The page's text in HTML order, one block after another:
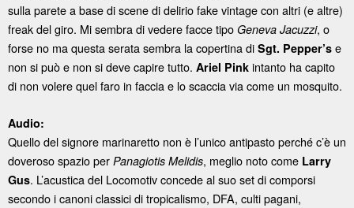
sulla parete a base di scene di delirio fake vintage con altri (e altre)
freak del giro. Mi sembra di vedere facce tipo Geneva Jacuzzi, o
forse no ma questa serata sembra la copertina di Sgt. Pepper’s e
non si può e non si deve capire tutto. Ariel Pink intanto ha capito
di non volere quel faro in faccia e lo scaccia via come un mosquito.
Audio:
Quello del signore marinaretto non è l’unico antipasto perché c’è un
doveroso spazio per Panagiotis Melidis, meglio noto come Larry
Gus. L’acustica del Locomotiv concede al suo set di comporsi
secondo i canoni classici di tropicalismo, DFA, culti pagani,